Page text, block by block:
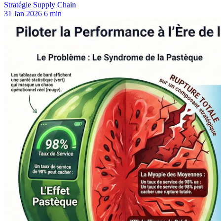
Stratégie Supply Chain
31 Jan 2026 6 min